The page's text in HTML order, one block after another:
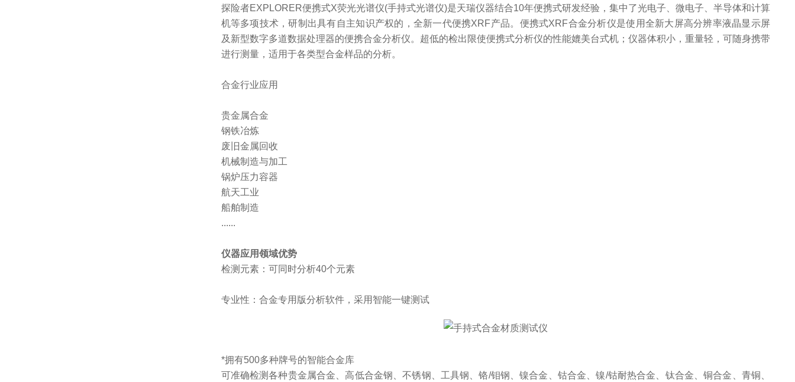
探险者EXPLORER便携式X荧光光谱仪(手持式光谱仪)是天瑞仪器结合10年便携式研发经验，集中了光电子、微电子、半导体和计算
机等多项技术，研制出具有自主知识产权的，全新一代便携XRF产品。便携式XRF合金分析仪是使用全新大屏高分辨率液晶显示屏
及新型数字多道数据处理器的便携合金分析仪。超低的检出限使便携式分析仪的性能媲美台式机；仪器体积小，重量轻，可随身携带
进行测量，适用于各类型合金样品的分析。
合金行业应用
贵金属合金
钢铁冶炼
废旧金属回收
机械制造与加工
锅炉压力容器
航天工业
船舶制造
......
仪器应用领域优势
检测元素：可同时分析40个元素
专业性：合金专用版分析软件，采用智能一键测试
*拥有500多种牌号的智能合金库
可准确检测各种贵金属合金、高低合金钢、不锈钢、工具钢、铬/钼钢、镍合金、钴合金、镍/钴耐热合金、钛合金、铜合金、青铜、